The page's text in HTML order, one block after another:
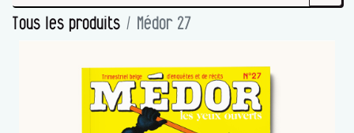
Tous les produits Médor 27